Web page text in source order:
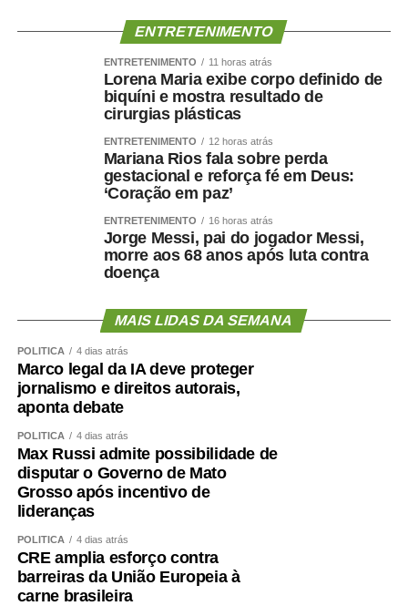
de iniciar as atividades. O que proporciona mais
Tribunal de Justiça de MT – MT
COMENTE ABAIXO:
WhatsApp
Facebook
Twitter
Messenger
LinkedIn
Share
ENTRETENIMENTO
ENTRETENIMENTO 11 horas atrás
Lorena Maria exibe corpo definido de
biquíni e mostra resultado de
cirurgias plásticas
ENTRETENIMENTO 12 horas atrás
Mariana Rios fala sobre perda
gestacional e reforça fé em Deus:
‘Coração em paz’
ENTRETENIMENTO 16 horas atrás
Jorge Messi, pai do jogador Messi,
morre aos 68 anos após luta contra
doença
MAIS LIDAS DA SEMANA
POLÍTICA 4 dias atrás
Marco legal da IA deve proteger
jornalismo e direitos autorais,
aponta debate
POLÍTICA 4 dias atrás
Max Russi admite possibilidade de
disputar o Governo de Mato
Grosso após incentivo de
lideranças
POLÍTICA 4 dias atrás
CRE amplia esforço contra
barreiras da União Europeia à
carne brasileira